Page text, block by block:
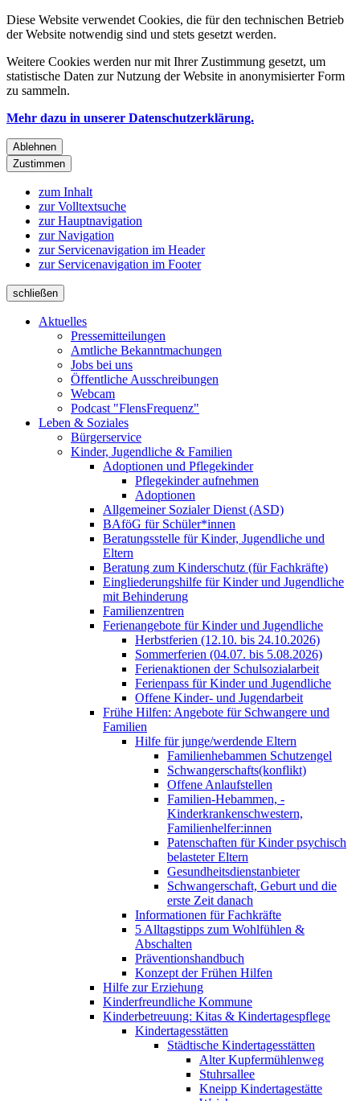
Diese Website verwendet Cookies, die für den technischen Betrieb
der Website notwendig sind und stets gesetzt werden.
Weitere Cookies werden nur mit Ihrer Zustimmung gesetzt, um
statistische Daten zur Nutzung der Website in anonymisierter Form
zu sammeln.
Mehr dazu in unserer Datenschutzerklärung.
Ablehnen
Zustimmen
zum Inhalt
zur Volltextsuche
zur Hauptnavigation
zur Navigation
zur Servicenavigation im Header
zur Servicenavigation im Footer
schließen
Aktuelles
Pressemitteilungen
Amtliche Bekanntmachungen
Jobs bei uns
Öffentliche Ausschreibungen
Webcam
Podcast "FlensFrequenz"
Leben & Soziales
Bürgerservice
Kinder, Jugendliche & Familien
Adoptionen und Pflegekinder
Pflegekinder aufnehmen
Adoptionen
Allgemeiner Sozialer Dienst (ASD)
BAföG für Schüler*innen
Beratungsstelle für Kinder, Jugendliche und
Eltern
Beratung zum Kinderschutz (für Fachkräfte)
Eingliederungshilfe für Kinder und Jugendliche
mit Behinderung
Familienzentren
Ferienangebote für Kinder und Jugendliche
Herbstferien (12.10. bis 24.10.2026)
Sommerferien (04.07. bis 5.08.2026)
Ferienaktionen der Schulsozialarbeit
Ferienpass für Kinder und Jugendliche
Offene Kinder- und Jugendarbeit
Frühe Hilfen: Angebote für Schwangere und
Familien
Hilfe für junge/werdende Eltern
Familienhebammen Schutzengel
Schwangerschafts(konflikt)
Offene Anlaufstellen
Familien-Hebammen, -
Kinderkrankenschwestern,
Familienhelfer:innen
Patenschaften für Kinder psychisch
belasteter Eltern
Gesundheitsdienstanbieter
Schwangerschaft, Geburt und die
erste Zeit danach
Informationen für Fachkräfte
5 Alltagstipps zum Wohlfühlen &
Abschalten
Präventionshandbuch
Konzept der Frühen Hilfen
Hilfe zur Erziehung
Kinderfreundliche Kommune
Kinderbetreuung: Kitas & Kindertagespflege
Kindertagesstätten
Städtische Kindertagesstätten
Alter Kupfermühlenweg
Stuhrsallee
Kneipp Kindertagestätte